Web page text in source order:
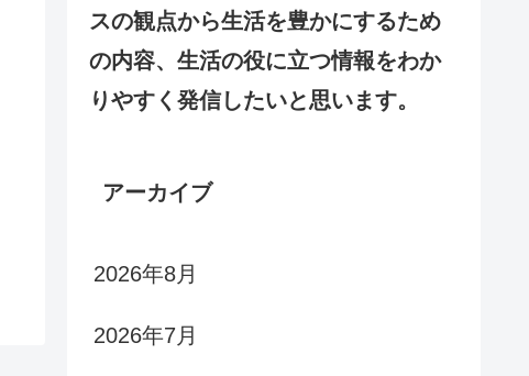
スの観点から生活を豊かにするため
の内容、生活の役に立つ情報をわか
りやすく発信したいと思います。
アーカイブ
2026年8月
2026年7月